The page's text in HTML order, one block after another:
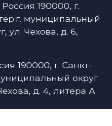
190000, г.
муниципальный
ул. Чехова, д. 6,
190000, г. Санкт-
округ
д. 4, литера А